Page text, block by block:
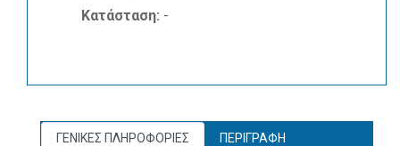
Κατάσταση: -
ΓΕΝΙΚΕΣ ΠΛΗΡΟΦΟΡΙΕΣ ΠΕΡΙΓΡΑΦΗ